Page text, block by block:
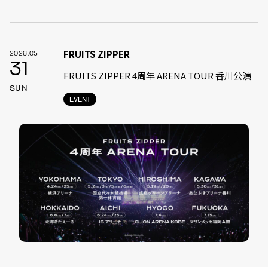
2026.05
31
SUN
EVENT
FRUITS ZIPPER
FRUITS ZIPPER 4周年 ARENA TOUR 香川公演